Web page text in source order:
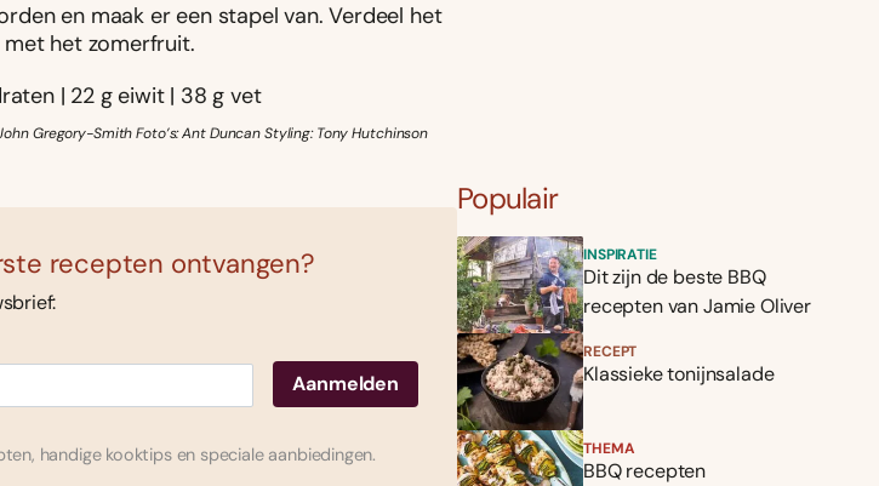
en maak er een stapel van. Verdeel het
met het zomerfruit.
| 22 g eiwit | 38 g vet
Gregory-Smith Foto’s: Ant Duncan Styling: Tony Hutchinson
recepten ontvangen?
handige kooktips en speciale aanbiedingen.
Populair
INSPIRATIE
Dit zijn de beste BBQ
recepten van Jamie Oliver
RECEPT
Klassieke tonijnsalade
THEMA
BBQ recepten